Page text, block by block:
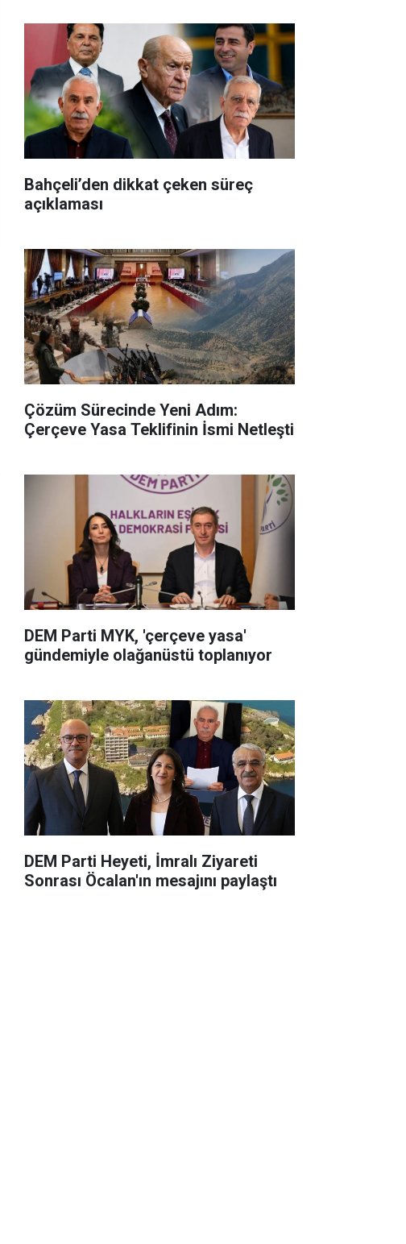
Bahçeli’den dikkat çeken süreç
açıklaması
Çözüm Sürecinde Yeni Adım:
Çerçeve Yasa Teklifinin İsmi Netleşti
DEM Parti MYK, 'çerçeve yasa'
gündemiyle olağanüstü toplanıyor
DEM Parti Heyeti, İmralı Ziyareti
Sonrası Öcalan'ın mesajını paylaştı